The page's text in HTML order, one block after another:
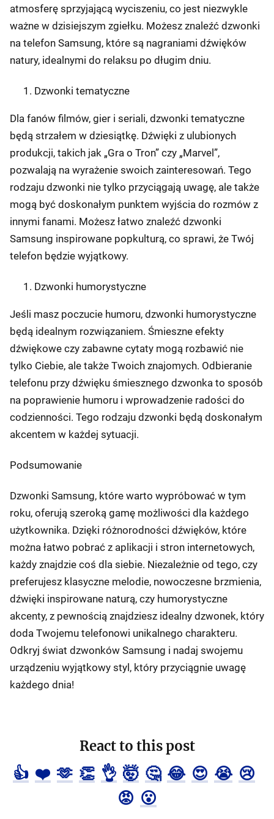
atmosferę sprzyjającą wyciszeniu, co jest niezwykle
ważne w dzisiejszym zgiełku. Możesz znaleźć dzwonki
na telefon Samsung, które są nagraniami dźwięków
natury, idealnymi do relaksu po długim dniu.
Dzwonki tematyczne
Dla fanów filmów, gier i seriali, dzwonki tematyczne
będą strzałem w dziesiątkę. Dźwięki z ulubionych
produkcji, takich jak „Gra o Tron” czy „Marvel”,
pozwalają na wyrażenie swoich zainteresowań. Tego
rodzaju dzwonki nie tylko przyciągają uwagę, ale także
mogą być doskonałym punktem wyjścia do rozmów z
innymi fanami. Możesz łatwo znaleźć dzwonki
Samsung inspirowane popkulturą, co sprawi, że Twój
telefon będzie wyjątkowy.
Dzwonki humorystyczne
Jeśli masz poczucie humoru, dzwonki humorystyczne
będą idealnym rozwiązaniem. Śmieszne efekty
dźwiękowe czy zabawne cytaty mogą rozbawić nie
tylko Ciebie, ale także Twoich znajomych. Odbieranie
telefonu przy dźwięku śmiesznego dzwonka to sposób
na poprawienie humoru i wprowadzenie radości do
codzienności. Tego rodzaju dzwonki będą doskonałym
akcentem w każdej sytuacji.
Podsumowanie
Dzwonki Samsung, które warto wypróbować w tym
roku, oferują szeroką gamę możliwości dla każdego
użytkownika. Dzięki różnorodności dźwięków, które
można łatwo pobrać z aplikacji i stron internetowych,
każdy znajdzie coś dla siebie. Niezależnie od tego, czy
preferujesz klasyczne melodie, nowoczesne brzmienia,
dźwięki inspirowane naturą, czy humorystyczne
akcenty, z pewnością znajdziesz idealny dzwonek, który
doda Twojemu telefonowi unikalnego charakteru.
Odkryj świat dzwonków Samsung i nadaj swojemu
urządzeniu wyjątkowy styl, który przyciągnie uwagę
każdego dnia!
React to this post
👍 ❤️ 🫶 👏 👌 🤯 🤔 😂 😍 😭 😢
😡 😮